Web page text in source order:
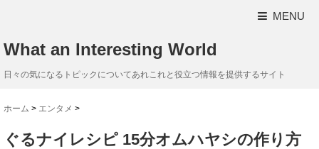
MENU
What an Interesting World
日々の気になるトピックについてあれこれと役立つ情報を提供するサイト
ホーム > エンタメ >
ぐるナイレシピ 15分オムハヤシの作り方